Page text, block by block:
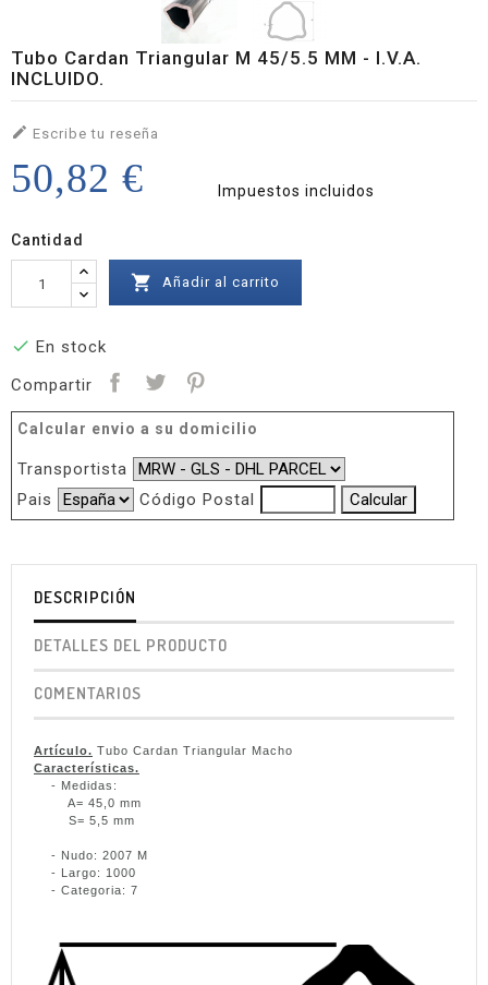
Tubo Cardan Triangular M 45/5.5 MM - I.V.A.
INCLUIDO.
 Escribe tu reseña
50,82 € Impuestos incluidos
Cantidad
 Añadir al carrito
 En stock
Compartir
Calcular envio a su domicilio
Transportista
Pais
Código Postal
DESCRIPCIÓN
DETALLES DEL PRODUCTO
COMENTARIOS
Artículo. Tubo Cardan Triangular Macho
Características.
- Medidas:
A= 45,0 mm
S= 5,5 mm
- Nudo: 2007 M
- Largo: 1000
- Categoria: 7